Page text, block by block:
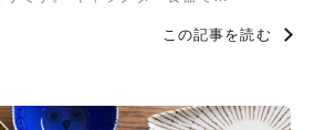
この記事を読む